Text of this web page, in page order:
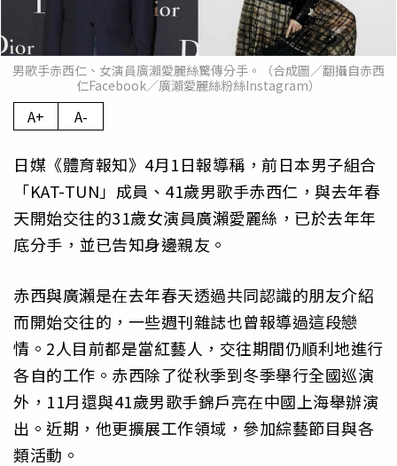
男歌手赤西仁、女演員廣瀨愛麗絲驚傳分手。（合成圖／翻攝自赤西
仁Facebook／廣瀨愛麗絲粉絲Instagram）
A+ A-
日媒《體育報知》4月1日報導稱，前日本男子組合
「KAT-TUN」成員、41歲男歌手赤西仁，與去年春
天開始交往的31歲女演員廣瀨愛麗絲，已於去年年
底分手，並已告知身邊親友。
赤西與廣瀨是在去年春天透過共同認識的朋友介紹
而開始交往的，一些週刊雜誌也曾報導過這段戀
情。2人目前都是當紅藝人，交往期間仍順利地進行
各自的工作。赤西除了從秋季到冬季舉行全國巡演
外，11月還與41歲男歌手錦戶亮在中國上海舉辦演
出。近期，他更擴展工作領域，參加綜藝節目與各
類活動。